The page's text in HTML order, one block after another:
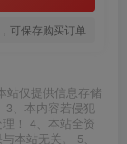
可保存购买订单
站仅提供信息存储
3、本内容若侵犯
！ 4、本站全资
本站无关。 5、